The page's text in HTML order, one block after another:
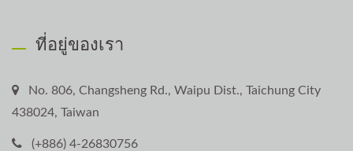
ที่อยู่ของเรา
No. 806, Changsheng Rd., Waipu Dist., Taichung City
438024, Taiwan
(+886) 4-26830756